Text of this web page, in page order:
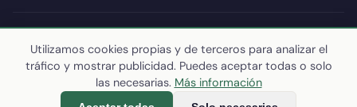
© 2026 Callejear.com — Directorio municipal de España con datos
abiertos. Desarrollado y mantenido porYoel Castaño.
Última actualización de esta página:10 de julio de 2026
calculamos los datos
Utilizamos cookies propias y de terceros para analizar el
tráfico y mostrar publicidad. Puedes aceptar todas o solo
las necesarias. Más información